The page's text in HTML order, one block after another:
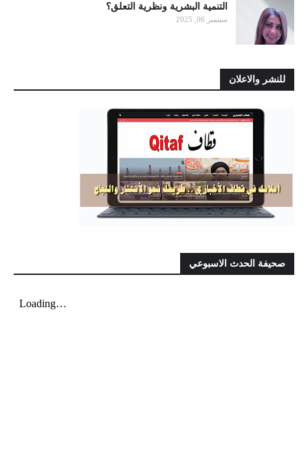
التنمية البشرية ونظرية التعلق؟
سبتمبر 06, 2025
للنشر والاعلان
صحيفة الحدث الاسبوعي